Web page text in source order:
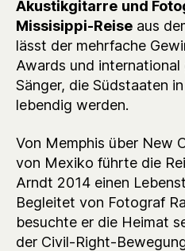
Akustikgitarre und
Missisippi-Reise aus
lässt der mehrfache
Awards und
Sänger, die Südstaaten
lebendig werden.
Von Memphis über New
von Mexiko führte die
Arndt 2014 einen
Begleitet von Fotograf
besuchte er die Heimat
der Civil-Right-